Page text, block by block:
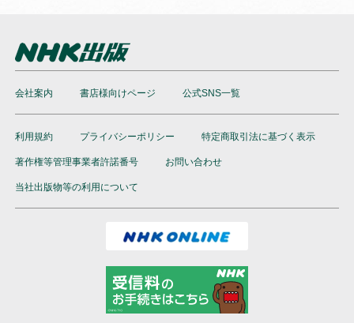
会社案内 書店様向けページ 公式SNS一覧
利用規約 プライバシーポリシー 特定商取引法に基づく表示
著作権等管理事業者許諾番号 お問い合わせ
当社出版物等の利用について